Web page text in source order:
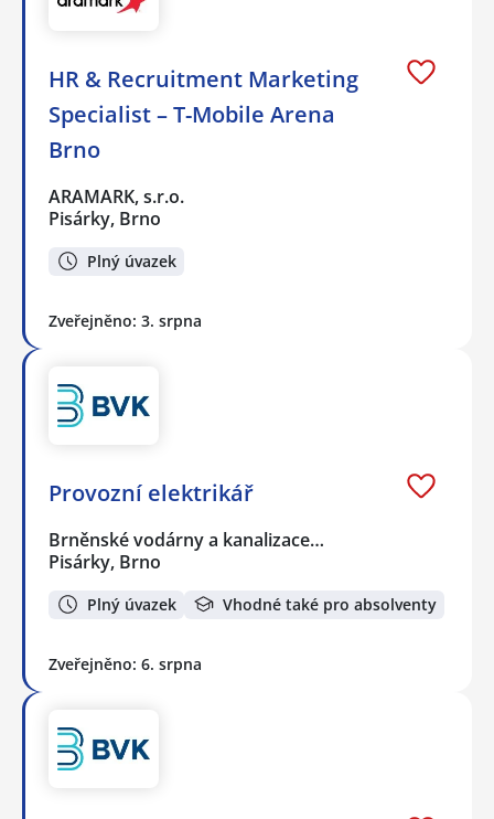
HR & Recruitment Marketing
Specialist – T-Mobile Arena
Brno
ARAMARK, s.r.o.
Pisárky, Brno
Plný úvazek
Zveřejněno: 3. srpna
Provozní elektrikář
Brněnské vodárny a kanalizace…
Pisárky, Brno
Plný úvazek Vhodné také pro absolventy
Zveřejněno: 6. srpna